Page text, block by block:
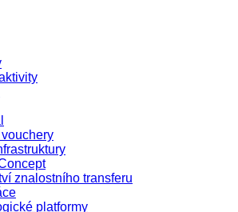
vouchery
znalostního transferu
platformy